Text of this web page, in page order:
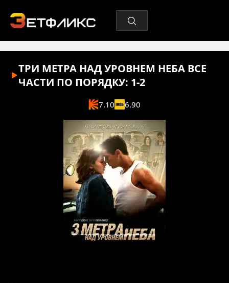
ТРИ МЕТРА НАД УРОВНЕМ НЕБА ВСЕ
ЧАСТИ ПО ПОРЯДКУ: 1-2
7.10 6.90